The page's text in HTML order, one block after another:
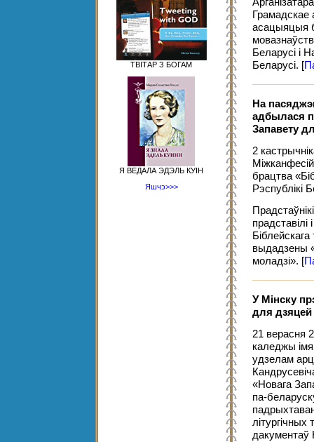
ТВІТАР З БОГАМ
Я ВЕДАЛА ЭДЭЛЬ КУІН
Яшчэ>>>
Грамадскае
асацыяцыя
Беларусі і
Беларусі. [
На
адбылася
Запавету
2
брацтва
Рэспублікі
прадставілі
выдадзены
моладзі». [
У Мінску
для дзяцей
21 верасня
каледжы
удзелам
«Новага
па-